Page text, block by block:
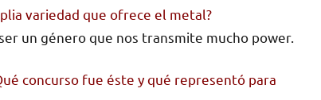
variedad que ofrece el metal?
un género que nos transmite mucho power.
concurso fue éste y qué representó para